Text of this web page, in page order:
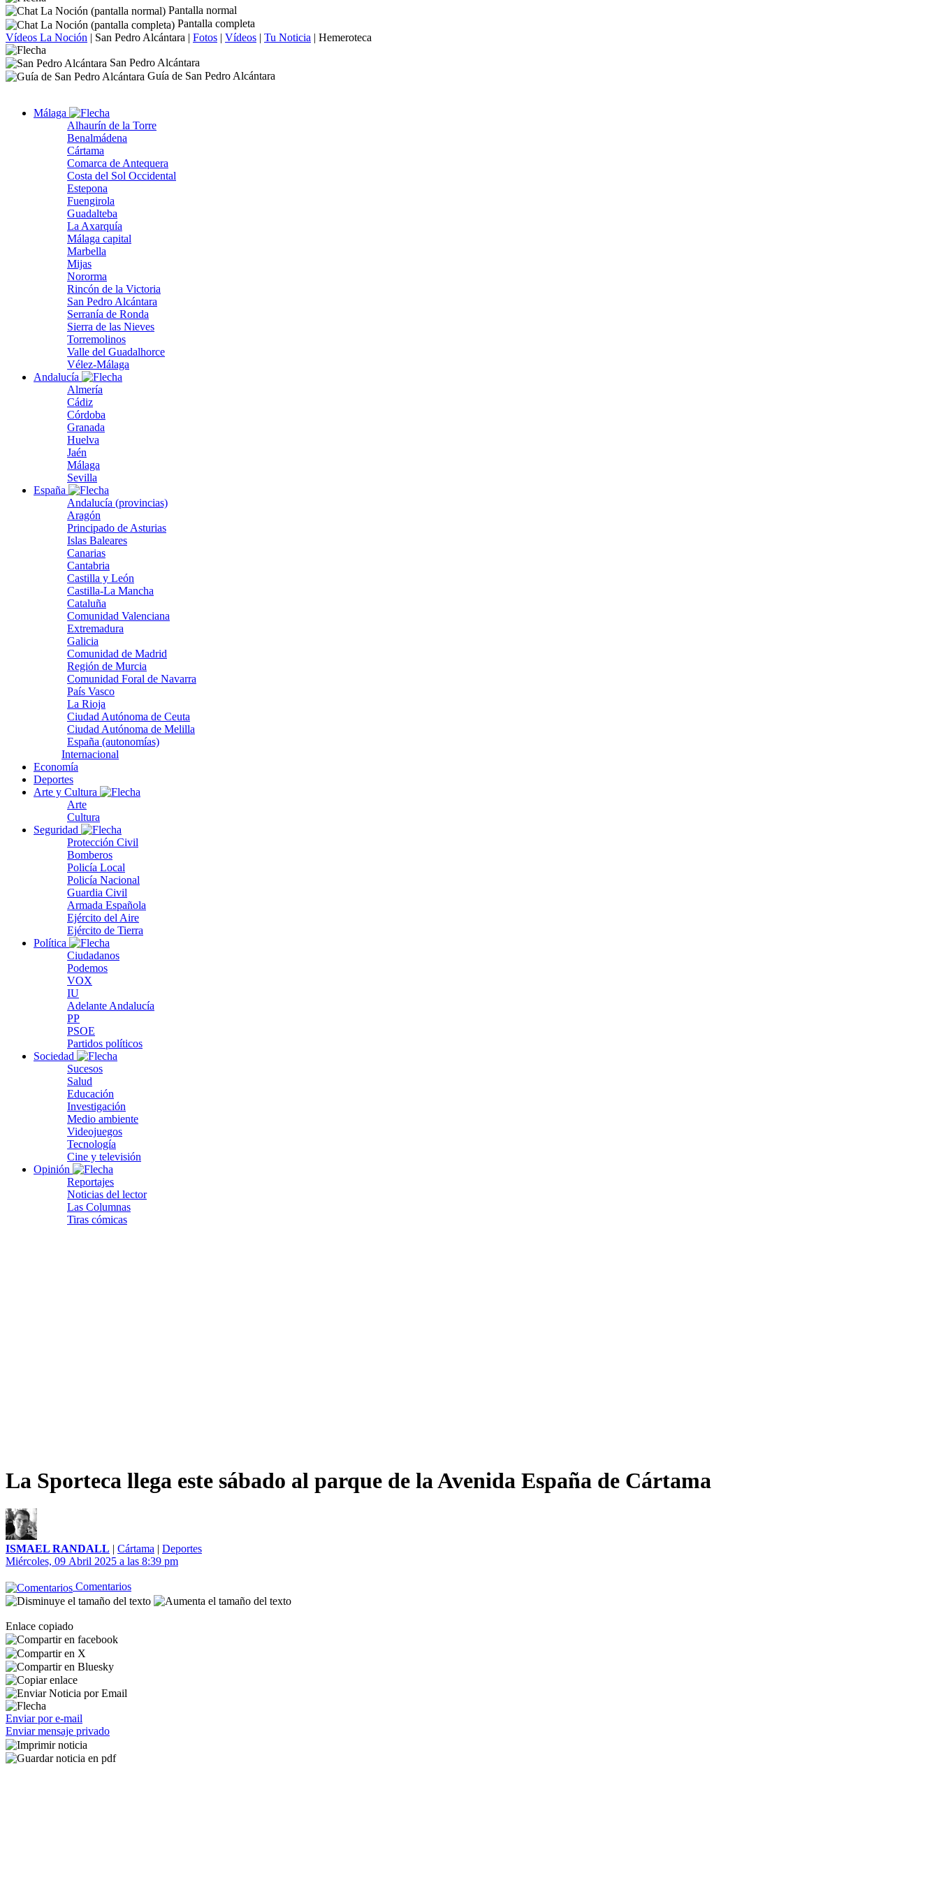
Pantalla normal
Pantalla completa
Vídeos La Noción | San Pedro Alcántara | Fotos | Vídeos | Tu Noticia | Hemeroteca
San Pedro Alcántara
Guía de San Pedro Alcántara
Málaga
Alhaurín de la Torre
Benalmádena
Cártama
Comarca de Antequera
Costa del Sol Occidental
Estepona
Fuengirola
Guadalteba
La Axarquía
Málaga capital
Marbella
Mijas
Nororma
Rincón de la Victoria
San Pedro Alcántara
Serranía de Ronda
Sierra de las Nieves
Torremolinos
Valle del Guadalhorce
Vélez-Málaga
Andalucía
Almería
Cádiz
Córdoba
Granada
Huelva
Jaén
Málaga
Sevilla
España
Andalucía (provincias)
Aragón
Principado de Asturias
Islas Baleares
Canarias
Cantabria
Castilla y León
Castilla-La Mancha
Cataluña
Comunidad Valenciana
Extremadura
Galicia
Comunidad de Madrid
Región de Murcia
Comunidad Foral de Navarra
País Vasco
La Rioja
Ciudad Autónoma de Ceuta
Ciudad Autónoma de Melilla
España (autonomías)
Internacional
Economía
Deportes
Arte y Cultura
Arte
Cultura
Seguridad
Protección Civil
Bomberos
Policía Local
Policía Nacional
Guardia Civil
Armada Española
Ejército del Aire
Ejército de Tierra
Política
Ciudadanos
Podemos
VOX
IU
Adelante Andalucía
PP
PSOE
Partidos políticos
Sociedad
Sucesos
Salud
Educación
Investigación
Medio ambiente
Videojuegos
Tecnología
Cine y televisión
Opinión
Reportajes
Noticias del lector
Las Columnas
Tiras cómicas
La Sporteca llega este sábado al parque de la Avenida España de Cártama
ISMAEL RANDALL | Cártama | Deportes
Miércoles, 09 Abril 2025 a las 8:39 pm
Comentarios
Enlace copiado
Enviar por e-mail
Enviar mensaje privado